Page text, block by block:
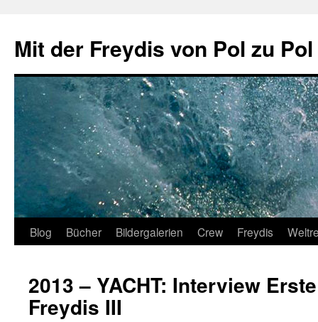
springen
Mit der Freydis von Pol zu Pol
Blog Bücher Bildergalerien Crew Freydis
2013 – YACHT: Interview
Freydis III